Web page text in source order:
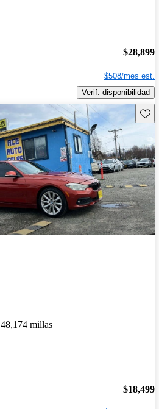
$28,899
$508/mes est.
Verif. disponibilidad
48,174 millas
$18,499